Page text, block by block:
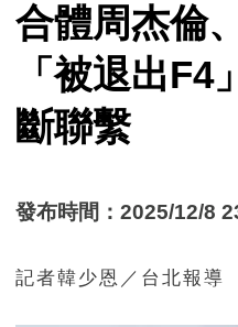
合體周杰倫
「被退出
斷聯繫
發布時間：2025/12/8
記者韓少恩／台北報導